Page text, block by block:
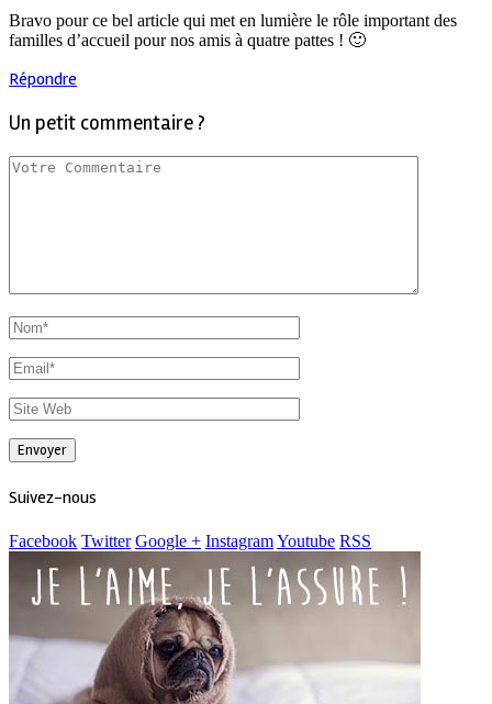
Bravo pour ce bel article qui met en lumière le rôle important des
familles d’accueil pour nos amis à quatre pattes ! 🙂
Répondre
Un petit commentaire ?
Suivez-nous
Facebook Twitter Google + InstagramYoutube RSS